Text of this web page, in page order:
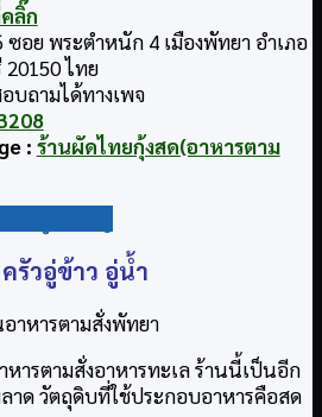
ลิ๊ก
ซอย พระตำหนัก 4 เมืองพัทยา อำเภอ
20150 ไทย
บถามได้ทางเพจ
: ร้านผัดไทยกุ้งสด(อาหารตาม
รัวอู่ข้าว อู่น้ำ
หารตามสั่งอาหารทะเล ร้านนี้เป็นอีก
ด วัตถุดิบที่ใช้ประกอบอาหารคือสด